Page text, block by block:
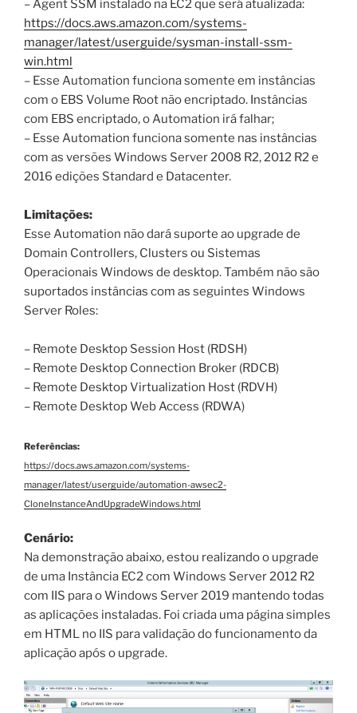
– Agent SSM instalado na EC2 que será atualizada:
https://docs.aws.amazon.com/systems-
manager/latest/userguide/sysman-install-ssm-
win.html
– Esse Automation funciona somente em instâncias
com o EBS Volume Root não encriptado. Instâncias
com EBS encriptado, o Automation irá falhar;
– Esse Automation funciona somente nas instâncias
com as versões Windows Server 2008 R2, 2012 R2 e
2016 edições Standard e Datacenter.
Limitações:
Esse Automation não dará suporte ao upgrade de
Domain Controllers, Clusters ou Sistemas
Operacionais Windows de desktop. Também não são
suportados instâncias com as seguintes Windows
Server Roles:
– Remote Desktop Session Host (RDSH)
– Remote Desktop Connection Broker (RDCB)
– Remote Desktop Virtualization Host (RDVH)
– Remote Desktop Web Access (RDWA)
Referências:
https://docs.aws.amazon.com/systems-
manager/latest/userguide/automation-awsec2-
CloneInstanceAndUpgradeWindows.html
Cenário:
Na demonstração abaixo, estou realizando o upgrade
de uma Instância EC2 com Windows Server 2012 R2
com IIS para o Windows Server 2019 mantendo todas
as aplicações instaladas. Foi criada uma página simples
em HTML no IIS para validação do funcionamento da
aplicação após o upgrade.